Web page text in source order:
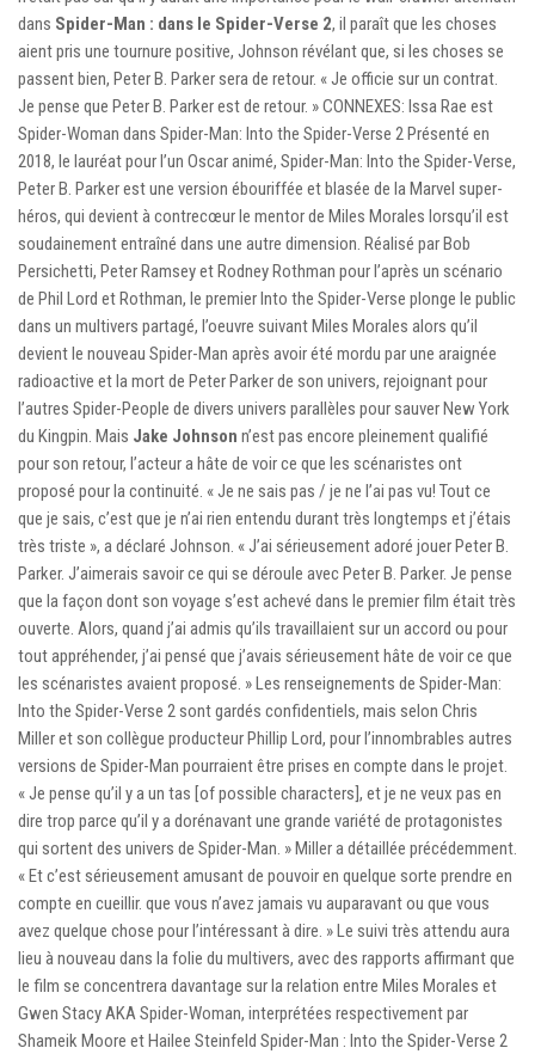
dans Spider-Man : dans le Spider-Verse 2, il paraît que les choses
aient pris une tournure positive, Johnson révélant que, si les choses se
passent bien, Peter B. Parker sera de retour. « Je officie sur un contrat.
Je pense que Peter B. Parker est de retour. » CONNEXES: Issa Rae est
Spider-Woman dans Spider-Man: Into the Spider-Verse 2 Présenté en
2018, le lauréat pour l’un Oscar animé, Spider-Man: Into the Spider-Verse,
Peter B. Parker est une version ébouriffée et blasée de la Marvel super-
héros, qui devient à contrecœur le mentor de Miles Morales lorsqu’il est
soudainement entraîné dans une autre dimension. Réalisé par Bob
Persichetti, Peter Ramsey et Rodney Rothman pour l’après un scénario
de Phil Lord et Rothman, le premier Into the Spider-Verse plonge le public
dans un multivers partagé, l’oeuvre suivant Miles Morales alors qu’il
devient le nouveau Spider-Man après avoir été mordu par une araignée
radioactive et la mort de Peter Parker de son univers, rejoignant pour
l’autres Spider-People de divers univers parallèles pour sauver New York
du Kingpin. Mais Jake Johnson n’est pas encore pleinement qualifié
pour son retour, l’acteur a hâte de voir ce que les scénaristes ont
proposé pour la continuité. « Je ne sais pas / je ne l’ai pas vu! Tout ce
que je sais, c’est que je n’ai rien entendu durant très longtemps et j’étais
très triste », a déclaré Johnson. « J’ai sérieusement adoré jouer Peter B.
Parker. J’aimerais savoir ce qui se déroule avec Peter B. Parker. Je pense
que la façon dont son voyage s’est achevé dans le premier film était très
ouverte. Alors, quand j’ai admis qu’ils travaillaient sur un accord ou pour
tout appréhender, j’ai pensé que j’avais sérieusement hâte de voir ce que
les scénaristes avaient proposé. » Les renseignements de Spider-Man:
Into the Spider-Verse 2 sont gardés confidentiels, mais selon Chris
Miller et son collègue producteur Phillip Lord, pour l’innombrables autres
versions de Spider-Man pourraient être prises en compte dans le projet.
« Je pense qu’il y a un tas [of possible characters], et je ne veux pas en
dire trop parce qu’il y a dorénavant une grande variété de protagonistes
qui sortent des univers de Spider-Man. » Miller a détaillée précédemment.
« Et c’est sérieusement amusant de pouvoir en quelque sorte prendre en
compte en cueillir. que vous n’avez jamais vu auparavant ou que vous
avez quelque chose pour l’intéressant à dire. » Le suivi très attendu aura
lieu à nouveau dans la folie du multivers, avec des rapports affirmant que
le film se concentrera davantage sur la relation entre Miles Morales et
Gwen Stacy AKA Spider-Woman, interprétées respectivement par
Shameik Moore et Hailee Steinfeld Spider-Man : Into the Spider-Verse 2